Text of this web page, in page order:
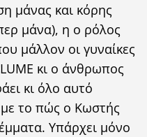
μάνας και κόρης
μάνα), η ο ρόλος
μάλλον οι γυναίκες
κι ο άνθρωπος
κι όλο αυτό
το πώς ο Κωστής
Υπάρχει μόνο